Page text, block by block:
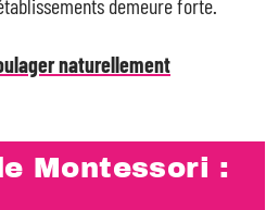
demeure forte.
naturellement
Montessori :